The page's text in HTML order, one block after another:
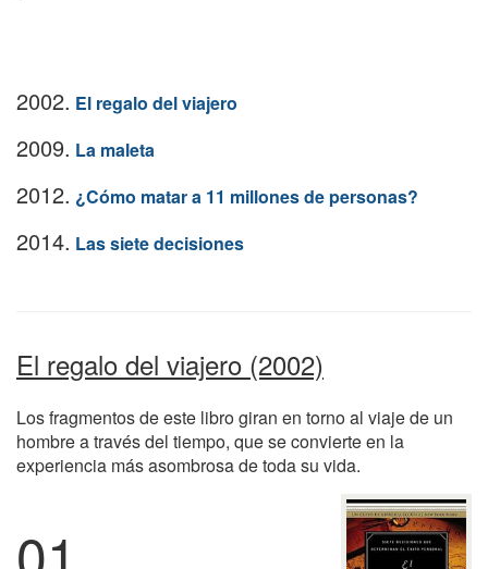
2002. El regalo del viajero
2009. La maleta
2012. ¿Cómo matar a 11 millones de personas?
2014. Las siete decisiones
El regalo del viajero (2002)
Los fragmentos de este libro giran en torno al viaje de un
hombre a través del tiempo, que se convierte en la
experiencia más asombrosa de toda su vida.